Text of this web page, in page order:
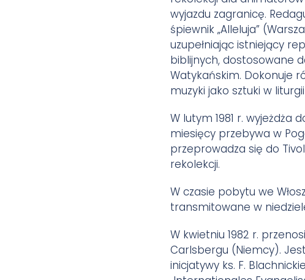
wyjazdu zagranicę.
śpiewnik „Alleluja”
uzupełniając istniejący
biblijnych, dostosowane
Watykańskim. Dokonuje
muzyki jako sztuki w
W lutym 1981 r. wyjeżdża
miesięcy przebywa w
przeprowadza się do
rekolekcji.
W czasie pobytu we
transmitowane w
W kwietniu 1982 r.
Carlsbergu (Niemcy).
inicjatywy ks. F.